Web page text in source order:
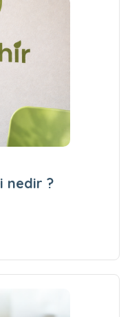
nedir ?